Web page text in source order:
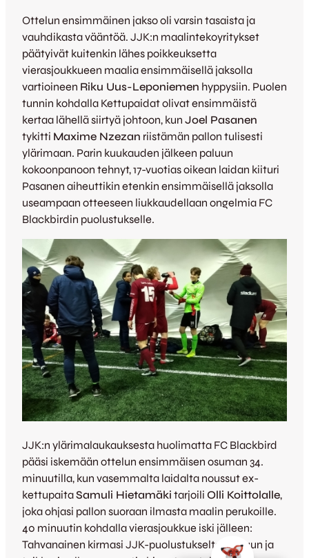
Ottelun ensimmäinen jakso oli varsin tasaista ja
vauhdikasta vääntöä. JJK:n maalintekoyritykset
päätyivät kuitenkin lähes poikkeuksetta
vierasjoukkueen maalia ensimmäisellä jaksolla
vartioineen Riku Uus-Leponiemen hyppysiin. Puolen
tunnin kohdalla Kettupaidat olivat ensimmäistä
kertaa lähellä siirtyä johtoon, kun Joel Pasanen
tykitti Maxime Nzezan riistämän pallon tulisesti
ylärimaan. Parin kuukauden jälkeen paluun
kokoonpanoon tehnyt, 17-vuotias oikean laidan kiituri
Pasanen aiheuttikin etenkin ensimmäisellä jaksolla
useampaan otteeseen liukkaudellaan ongelmia FC
Blackbirdin puolustukselle.
JJK:n ylärimalaukauksesta huolimatta FC Blackbird
pääsi iskemään ottelun ensimmäisen osuman 34.
minuutilla, kun vasemmalta laidalta noussut ex-
kettupaitaSamuli Hietamäki tarjoili Olli Koittolalle,
joka ohjasi pallon suoraan ilmasta maalin perukoille.
40 minuutin kohdalla vierasjoukkue iski jälleen:
Tahvanainen kirmasi JJK-puolustukselta karkuun ja